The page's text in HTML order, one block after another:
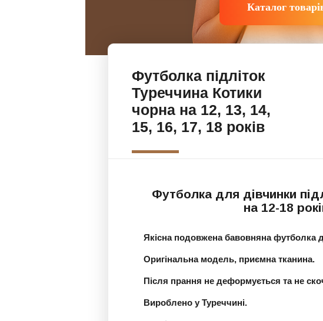
Каталог
Футболка підліток
Туреччина Котики
чорна на 12, 13, 14,
15, 16, 17, 18 років
Футболка для дівчинки
на 12-18
Якісна подовжена бавовняна футболка
Оригінальна модель, приємна тканина.
Після прання не деформується та не
Вироблено у Туреччині.